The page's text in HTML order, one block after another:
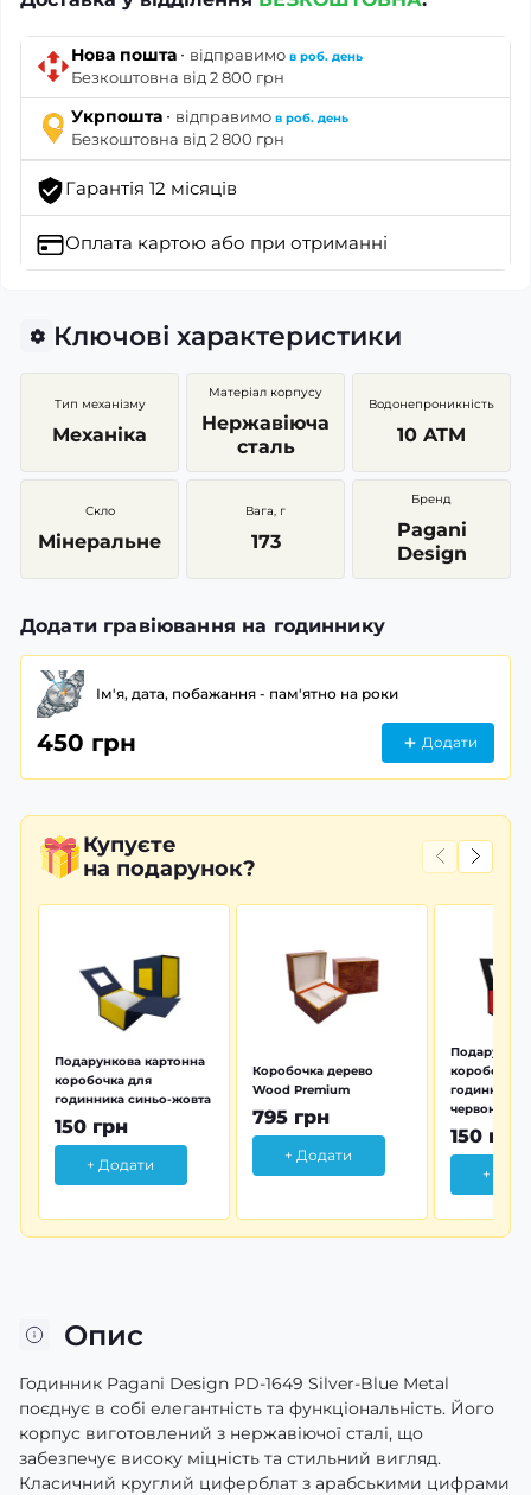
Нова пошта · відправимо в роб. день
Безкоштовна від 2 800 грн
Укрпошта · відправимо в роб. день
Безкоштовна від 2 800 грн
Гарантія 12 місяців
Оплата картою або при отриманні
Ключові характеристики
Тип механізму
Механіка
Матеріал корпусу
Нержавіюча
сталь
Водонепроникність
10 ATM
Скло
Мінеральне
Вага, г
173
Бренд
Pagani
Design
Додати гравіювання на годиннику
Ім'я, дата, побажання - пам'ятно на роки
450 грн Додати
Купуєте
на подарунок?
Подарункова картонна
коробочка для
годинника синьо-жовта
150 грн
+ Додати
Коробочка дерево
Wood Premium
795 грн
+ Додати
коробочка
годинника
червона
150 грн
+
Опис
Годинник Pagani Design PD-1649 Silver-Blue Metal
поєднує в собі елегантність та функціональність. Його
корпус виготовлений з нержавіючої сталі, що
забезпечує високу міцність та стильний вигляд.
Класичний круглий циферблат з арабськими цифрами